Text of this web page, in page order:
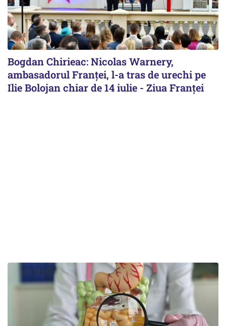
Bogdan Chirieac: Nicolas Warnery,
ambasadorul Franței, l-a tras de urechi pe
Ilie Bolojan chiar de 14 iulie - Ziua Franței